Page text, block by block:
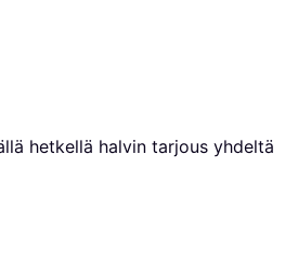
hetkellä halvin tarjous yhdeltä